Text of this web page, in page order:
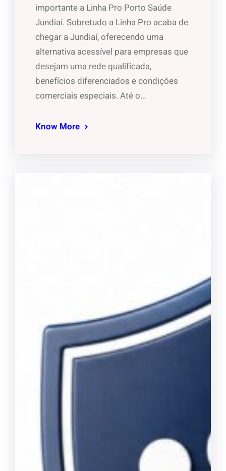
importante a Linha Pro Porto Saúde
Jundiaí. Sobretudo a Linha Pro acaba de
chegar a Jundiaí, oferecendo uma
alternativa acessível para empresas que
desejam uma rede qualificada,
benefícios diferenciados e condições
comerciais especiais. Até o…
Know More